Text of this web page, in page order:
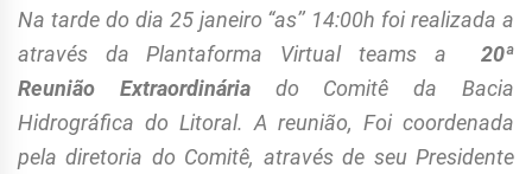
Na tarde do dia 25 janeiro “as’’ 14:00h foi realizada a
através da Plantaforma Virtual teams a 20ª
Reunião Extraordináriado Comitê da Bacia
Hidrográfica do Litoral. A reunião, Foi coordenada
pela diretoria do Comitê, através de seu Presidente